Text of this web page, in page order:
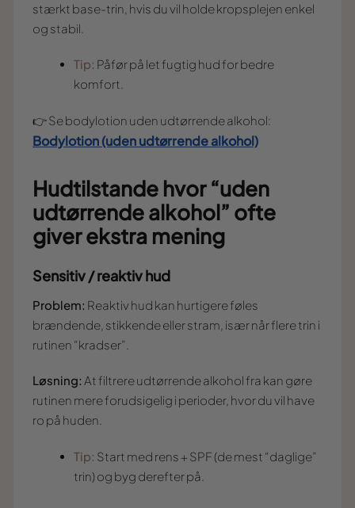
stærkt base-trin, hvis du vil holde kropsplejen enkel
og stabil.
Tip: Påfør på let fugtig hud for bedre
komfort.
👉 Se bodylotion uden udtørrende alkohol:
Bodylotion (uden udtørrende alkohol)
Hudtilstande hvor “uden
udtørrende alkohol” ofte
giver ekstra mening
Sensitiv / reaktiv hud
Problem: Reaktiv hud kan hurtigere føles
brændende, stikkende eller stram, især når flere trin i
rutinen “kradser”.
Løsning: At filtrere udtørrende alkohol fra kan gøre
rutinen mere forudsigelig i perioder, hvor du vil have
ro på huden.
Tip: Start med rens + SPF (de mest “daglige”
trin) og byg derefter på.